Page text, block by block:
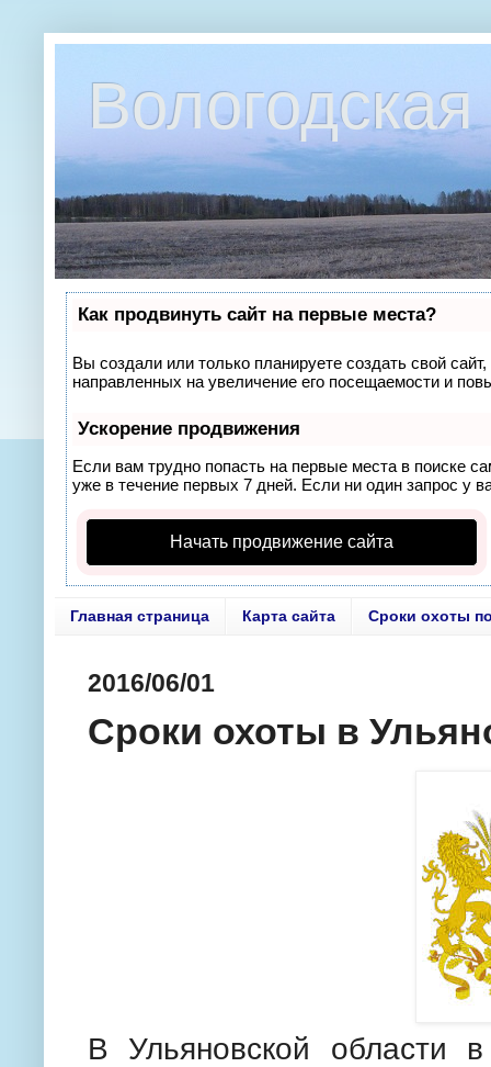
Вологодская
Как продвинуть сайт на первые места?
Вы создали или только планируете создать свой
направленных на увеличение его посещаемости и
Ускорение продвижения
Если вам трудно попасть на первые места в поиске
уже в течение первых 7 дней. Если ни один запрос у
Начать продвижение сайта
Главная страница Карта сайта Сроки охоты
2016/06/01
Сроки охоты в
В Ульяновской области